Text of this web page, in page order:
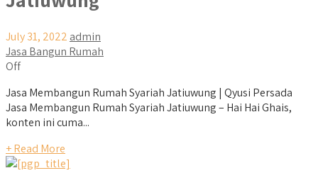
July 31, 2022 admin
Jasa Bangun Rumah
Off
Jasa Membangun Rumah Syariah Jatiuwung | Qyusi Persada
Jasa Membangun Rumah Syariah Jatiuwung – Hai Hai Ghais,
konten ini cuma...
+ Read More